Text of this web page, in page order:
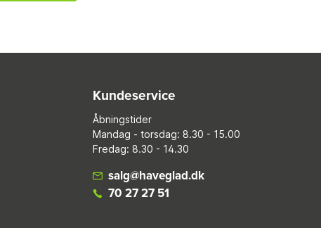
Kundeservice
Åbningstider
Mandag - torsdag: 8.30 - 15.00
Fredag: 8.30 - 14.30
salg@haveglad.dk
70 27 27 51